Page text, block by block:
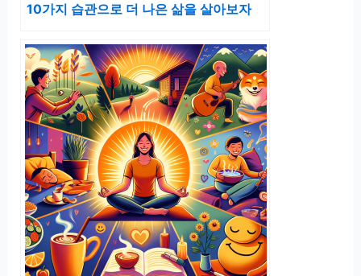
10가지 습관으로 더 나은 삶을 살아보자